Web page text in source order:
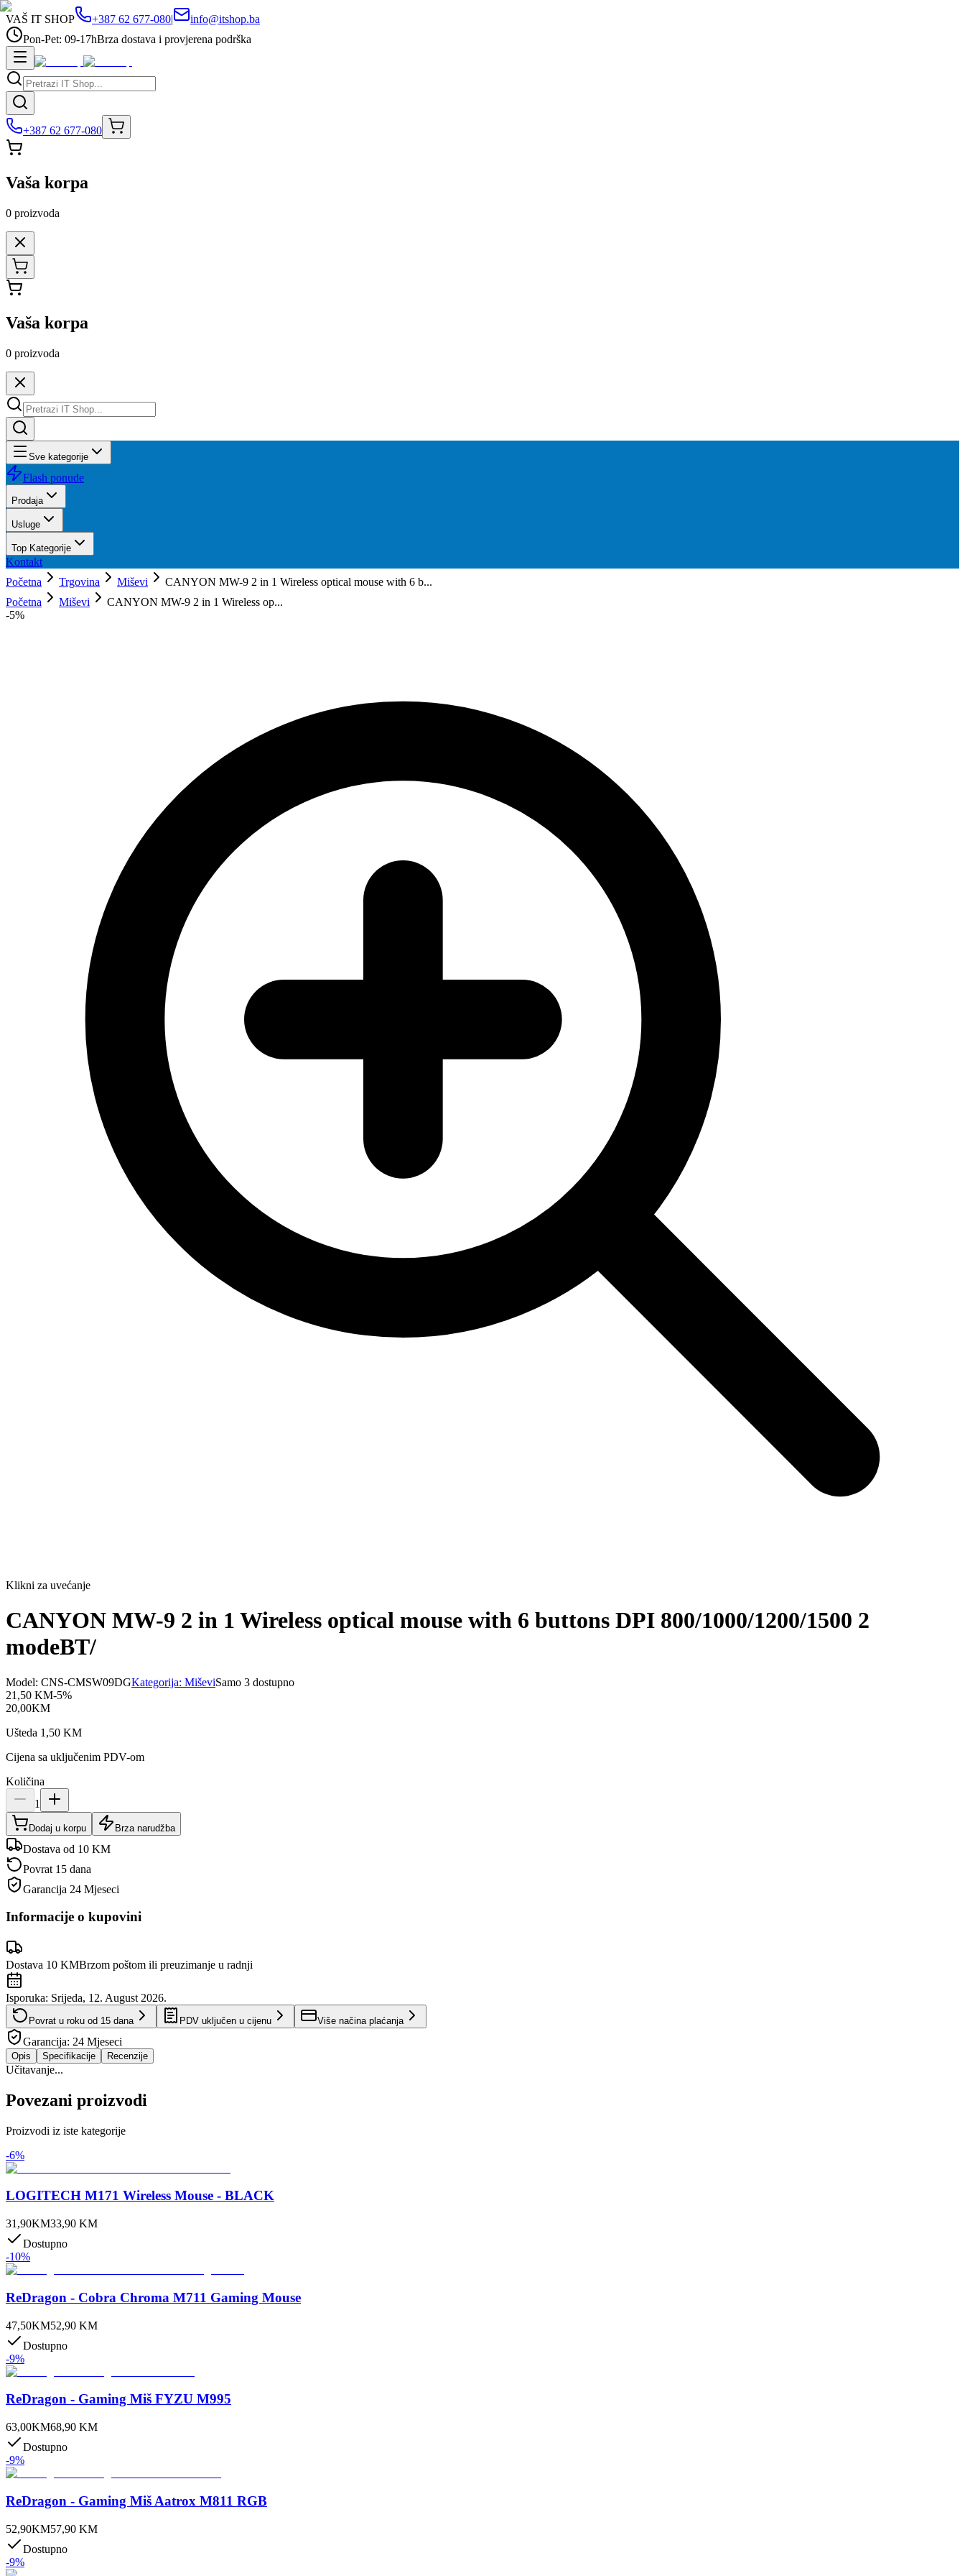
VAŠ IT SHOP +387 62 677-080|
info@itshop.ba
Pon-Pet: 09-17hBrza dostava i provjerena podrška
+387 62 677-080
Vaša korpa
0 proizvoda
Vaša korpa
0 proizvoda
Sve kategorije
Flash ponude
Prodaja
Usluge
Top Kategorije
Kontakt
Početna
Trgovina Miševi
CANYON MW-9 2 in 1 Wireless optical mouse with 6 b...
Početna
Miševi
CANYON MW-9 2 in 1 Wireless op...
-5%
Klikni za uvećanje
CANYON MW-9 2 in 1 Wireless optical mouse with 6 buttons DPI 800/1000/1200/1500 2
modeBT/
Model: CNS-CMSW09DGKategorija: MiševiSamo 3 dostupno
21,50 KM-5%
20,00KM
Ušteda 1,50 KM
Cijena sa uključenim PDV-om
Količina
1
Dodaj u korpu Brza narudžba
Dostava od 10 KM
Povrat 15 dana
Garancija 24 Mjeseci
Informacije o kupovini
Dostava 10 KMBrzom poštom ili preuzimanje u radnji
Isporuka: Srijeda, 12. August 2026.
Povrat u roku od 15 dana PDV uključen u cijenu Više načina plaćanja
Garancija: 24 Mjeseci
Opis Specifikacije Recenzije
Učitavanje...
Povezani proizvodi
Proizvodi iz iste kategorije
-6%
LOGITECH M171 Wireless Mouse - BLACK
31,90KM33,90 KM
Dostupno
-10%
ReDragon - Cobra Chroma M711 Gaming Mouse
47,50KM52,90 KM
Dostupno
-9%
ReDragon - Gaming Miš FYZU M995
63,00KM68,90 KM
Dostupno
-9%
ReDragon - Gaming Miš Aatrox M811 RGB
52,90KM57,90 KM
Dostupno
-9%